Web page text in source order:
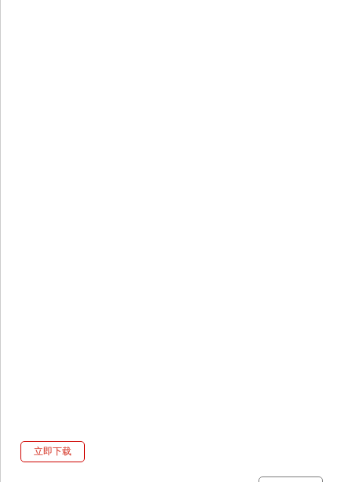
立即下载